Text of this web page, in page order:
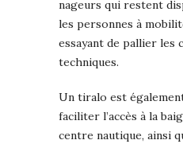
nageurs qui restent
les personnes à
essayant de pallier les
techniques.
Un tiralo est
faciliter l’accès à la
centre nautique, ainsi